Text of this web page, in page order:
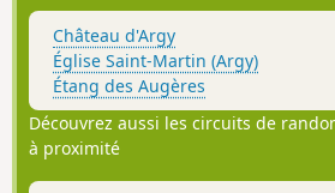
Château d'Argy
Église Saint-Martin (Argy)
Étang des Augères
Découvrez aussi les circuits de
à proximité